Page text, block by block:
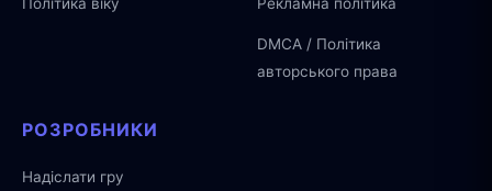
DMCA / Політика
авторського права
РОЗРОБНИКИ
Надіслати гру